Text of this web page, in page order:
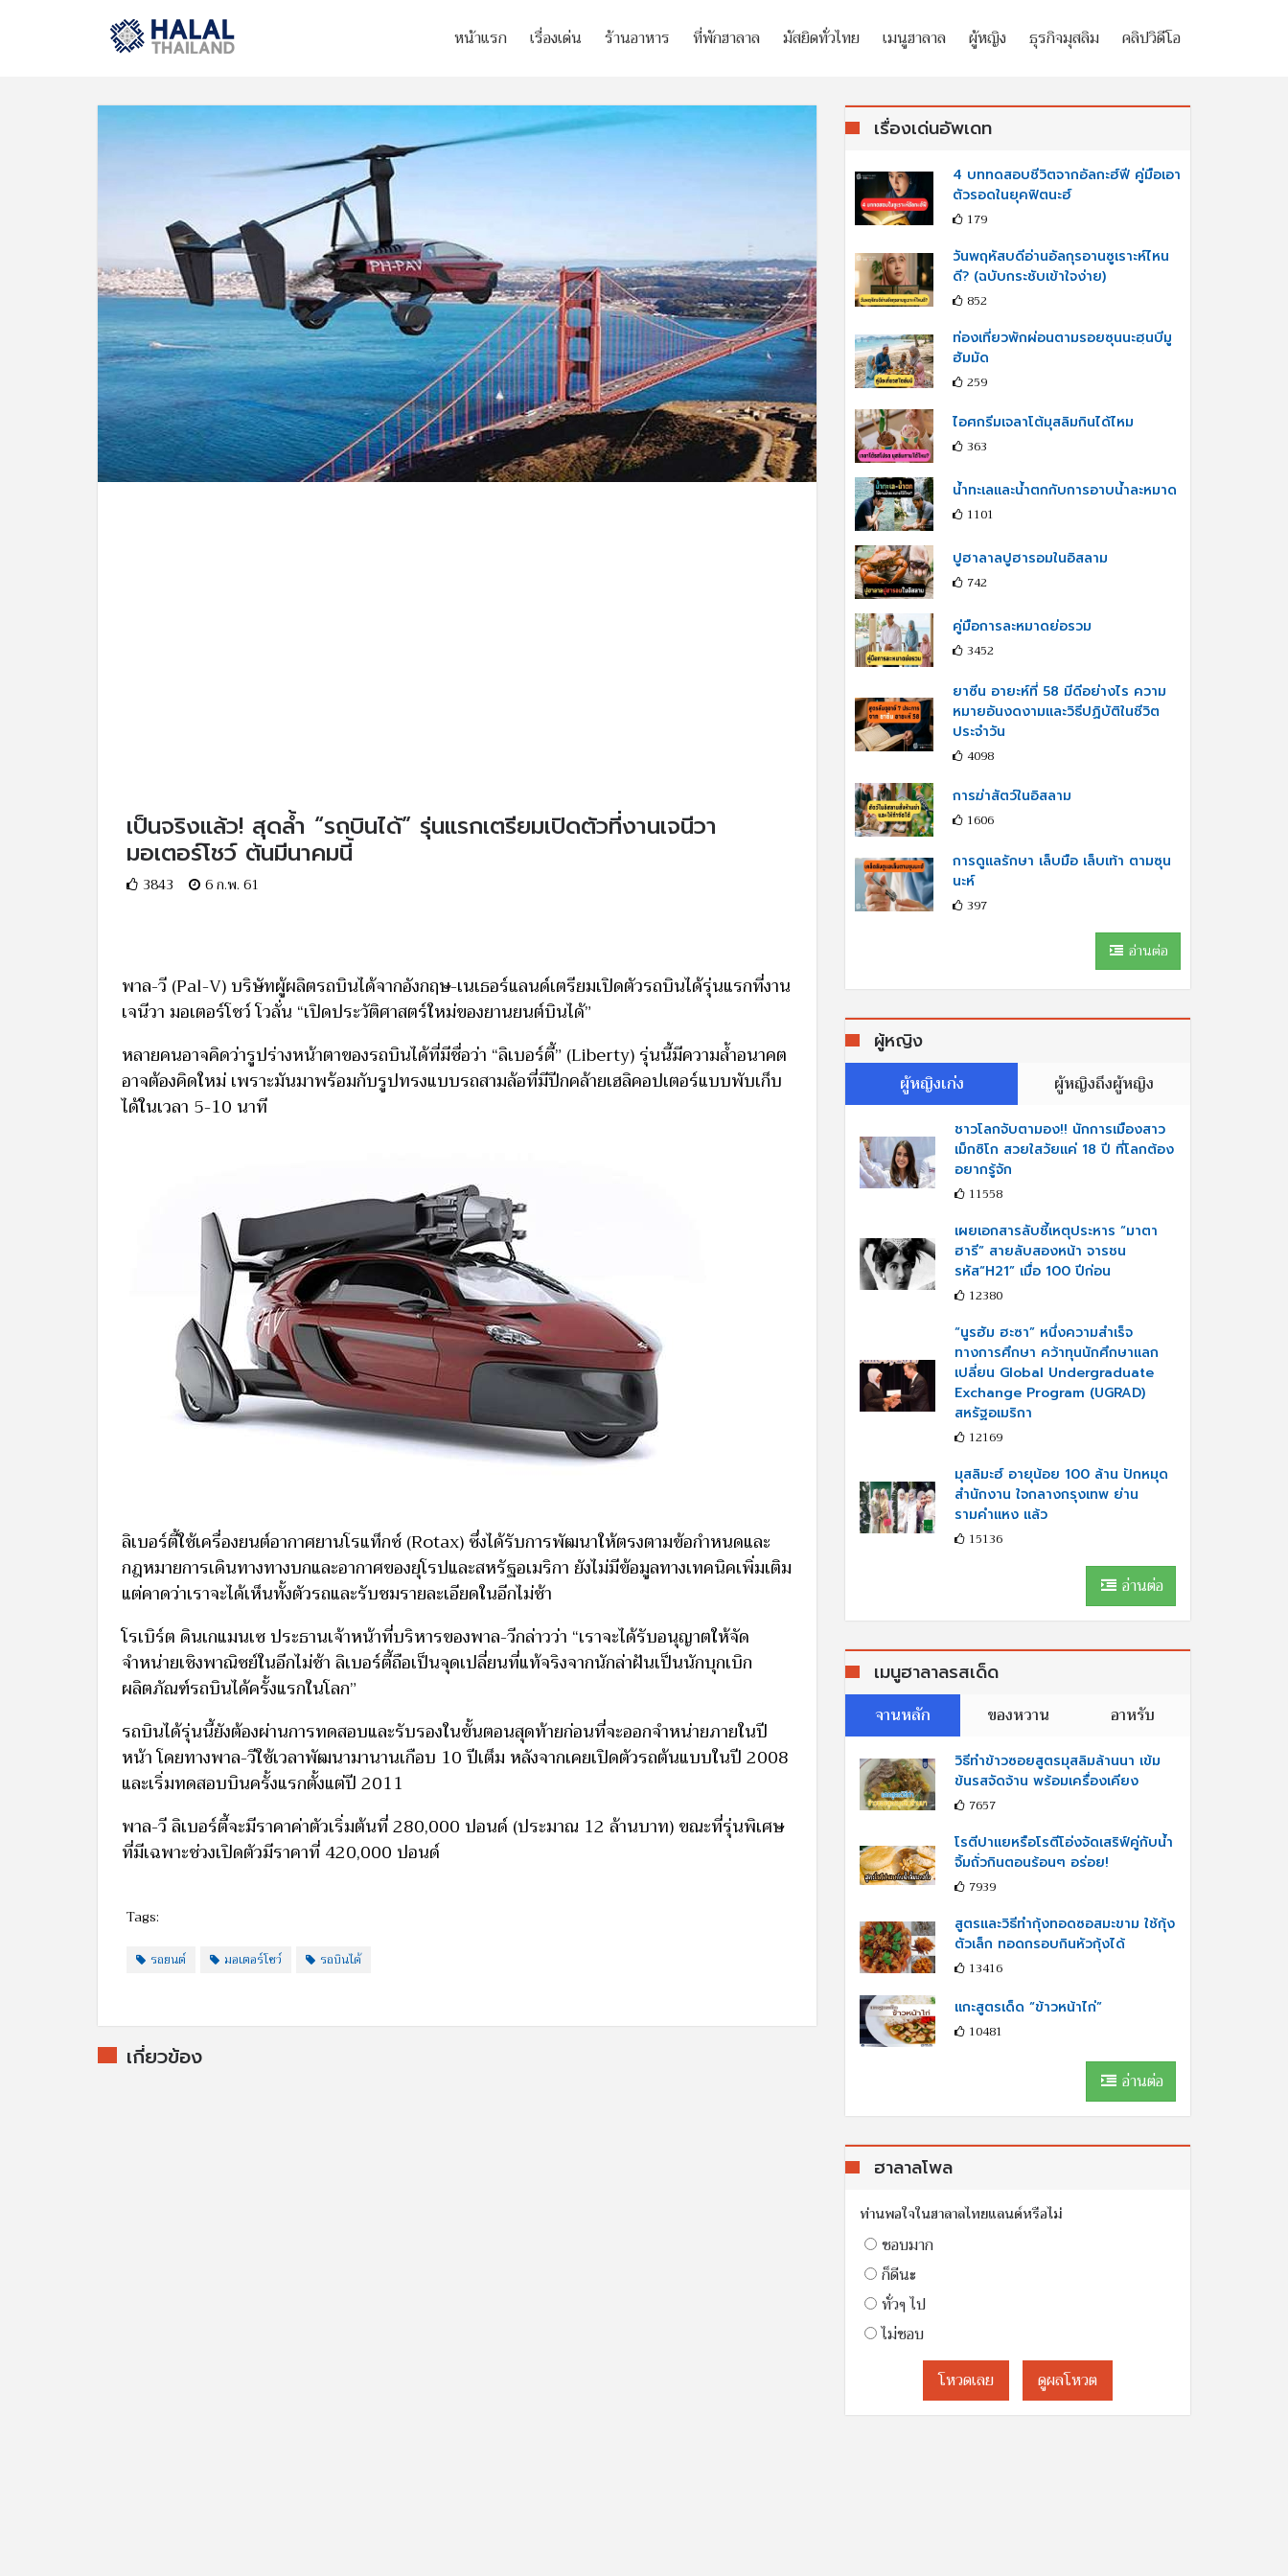
หน้าแรก เรื่องเด่น ร้านอาหาร ที่พักฮาลาล มัสยิดทั่วไทย เมนูฮาลาล ผู้หญิง ธุรกิจมุสลิม คลิปวิดีโอ
เป็นจริงแล้ว! สุดล้ำ “รถบินได้” รุ่นแรกเตรียมเปิดตัวที่งานเจนีวา
มอเตอร์โชว์ ต้นมีนาคมนี้
3843 6 ก.พ. 61
พาล-วี (Pal-V) บริษัทผู้ผลิตรถบินได้จากอังกฤษ-เนเธอร์แลนด์เตรียมเปิดตัวรถบินได้รุ่นแรกที่งาน
เจนีวา มอเตอร์โชว์ โวลั่น “เปิดประวัติศาสตร์ใหม่ของยานยนต์บินได้”
หลายคนอาจคิดว่ารูปร่างหน้าตาของรถบินได้ที่มีชื่อว่า “ลิเบอร์ตี้” (Liberty) รุ่นนี้มีความล้ำอนาคต
อาจต้องคิดใหม่ เพราะมันมาพร้อมกับรูปทรงแบบรถสามล้อที่มีปีกคล้ายเฮลิคอปเตอร์แบบพับเก็บ
ได้ในเวลา 5-10 นาที
ลิเบอร์ตี้ใช้เครื่องยนต์อากาศยานโรแท็กซ์ (Rotax) ซึ่งได้รับการพัฒนาให้ตรงตามข้อกำหนดและ
กฎหมายการเดินทางทางบกและอากาศของยุโรปและสหรัฐอเมริกา ยังไม่มีข้อมูลทางเทคนิคเพิ่มเติม
แต่คาดว่าเราจะได้เห็นทั้งตัวรถและรับชมรายละเอียดในอีกไม่ช้า
โรเบิร์ต ดินเกแมนเซ ประธานเจ้าหน้าที่บริหารของพาล-วีกล่าวว่า “เราจะได้รับอนุญาตให้จัด
จำหน่ายเชิงพาณิชย์ในอีกไม่ช้า ลิเบอร์ตี้ถือเป็นจุดเปลี่ยนที่แท้จริงจากนักล่าฝันเป็นนักบุกเบิก
ผลิตภัณฑ์รถบินได้ครั้งแรกในโลก”
รถบินได้รุ่นนี้ยังต้องผ่านการทดสอบและรับรองในขั้นตอนสุดท้ายก่อนที่จะออกจำหน่ายภายในปี
หน้า โดยทางพาล-วีใช้เวลาพัฒนามานานเกือบ 10 ปีเต็ม หลังจากเคยเปิดตัวรถต้นแบบในปี 2008
และเริ่มทดสอบบินครั้งแรกตั้งแต่ปี 2011
พาล-วี ลิเบอร์ตี้จะมีราคาค่าตัวเริ่มต้นที่ 280,000 ปอนด์ (ประมาณ 12 ล้านบาท) ขณะที่รุ่นพิเศษ
ที่มีเฉพาะช่วงเปิดตัวมีราคาที่ 420,000 ปอนด์
Tags:
รถยนต์ มอเตอร์โชว์ รถบินได้
เกี่ยวข้อง
เรื่องเด่นอัพเดท
4 บททดสอบชีวิตจากอัลกะฮ์ฟี คู่มือเอา
ตัวรอดในยุคฟิตนะฮ์
179
วันพฤหัสบดีอ่านอัลกุรอานซูเราะห์ไหน
ดี? (ฉบับกระชับเข้าใจง่าย)
852
ท่องเที่ยวพักผ่อนตามรอยซุนนะฮฺนบีมู
ฮัมมัด
259
ไอศกรีมเจลาโต้มุสลิมกินได้ไหม
363
น้ำทะเลและน้ำตกกับการอาบน้ำละหมาด
1101
ปูฮาลาลปูฮารอมในอิสลาม
742
คู่มือการละหมาดย่อรวม
3452
ยาซีน อายะห์ที่ 58 มีดีอย่างไร ความ
หมายอันงดงามและวิธีปฏิบัติในชีวิต
ประจำวัน
4098
การฆ่าสัตว์ในอิสลาม
1606
การดูแลรักษา เล็บมือ เล็บเท้า ตามซุน
นะห์
397
อ่านต่อ
ผู้หญิง
ผู้หญิงเก่ง
ผู้หญิงถึงผู้หญิง
ชาวโลกจับตามอง!! นักการเมืองสาว
เม็กซิโก สวยใสวัยแค่ 18 ปี ที่โลกต้อง
อยากรู้จัก
11558
เผยเอกสารลับชี้เหตุประหาร “มาตา
ฮารี” สายลับสองหน้า จารชน
รหัส“H21” เมื่อ 100 ปีก่อน
12380
“นูรฮัม ฮะซา” หนึ่งความสำเร็จ
ทางการศึกษา คว้าทุนนักศึกษาแลก
เปลี่ยน Global Undergraduate
Exchange Program (UGRAD)
สหรัฐอเมริกา
12169
มุสลิมะฮ์ อายุน้อย 100 ล้าน ปักหมุด
สำนักงาน ใจกลางกรุงเทพ ย่าน
รามคำแหง แล้ว
15136
อ่านต่อ
เมนูฮาลาลรสเด็ด
จานหลัก
ของหวาน อาหรับ
วิธีทำข้าวซอยสูตรมุสลิมล้านนา เข้ม
ข้นรสจัดจ้าน พร้อมเครื่องเคียง
7657
โรตีปาแยหรือโรตีโอ่งจัดเสริฟ์คู่กับนํ้า
จิ้มถั่วกินตอนร้อนๆ อร่อย!
7939
สูตรและวิธีทำกุ้งทอดซอสมะขาม ใช้กุ้ง
ตัวเล็ก ทอดกรอบกินหัวกุ้งได้
13416
แกะสูตรเด็ด “ข้าวหน้าไก่”
10481
อ่านต่อ
ฮาลาลโพล
ท่านพอใจในฮาลาลไทยแลนด์หรือไม่
ชอบมาก
ก็ดีนะ
ทั่วๆ ไป
ไม่ชอบ
โหวดเลย
ดูผลโหวต